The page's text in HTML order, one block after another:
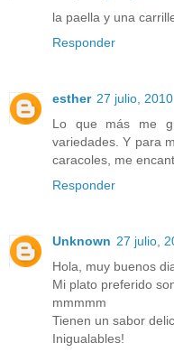
la paella y una
Responder
esther 27 julio, 2010
Lo que más me
variedades. Y para
caracoles, me
Responder
Unknown 27 julio,
Hola, muy buenos
Mi plato preferido
mmmmm
Tienen un sabor
Inigualables!